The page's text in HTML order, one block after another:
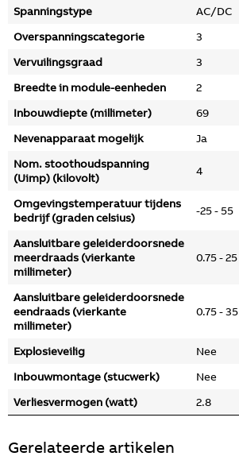
Spanningstype
AC/DC
Overspanningscategorie
3
Vervuilingsgraad
3
Breedte in module-eenheden
2
Inbouwdiepte (millimeter)
69
Nevenapparaat mogelijk
Ja
Nom. stoothoudspanning
(Uimp) (kilovolt)
4
Omgevingstemperatuur tijdens
bedrijf (graden celsius)
-25 - 55
Aansluitbare geleiderdoorsnede
meerdraads (vierkante
millimeter)
0.75 - 25
Aansluitbare geleiderdoorsnede
eendraads (vierkante
millimeter)
0.75 - 35
Explosieveilig
Nee
Inbouwmontage (stucwerk)
Nee
Verliesvermogen (watt)
2.8
Gerelateerde artikelen